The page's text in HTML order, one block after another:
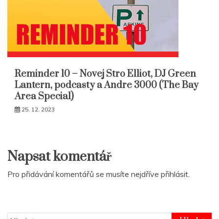
Reminder 10 – Novej Stro Elliot, DJ Green
Lantern, podcasty a Andre 3000 (The Bay
Area Special)
25. 12. 2023
Napsat komentář
Pro přidávání komentářů se musíte nejdříve přihlásit